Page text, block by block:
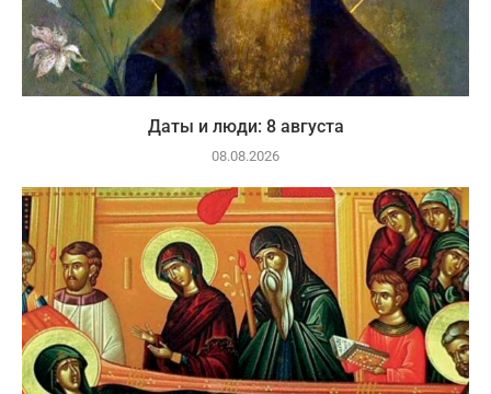
Даты и люди: 8 августа
08.08.2026